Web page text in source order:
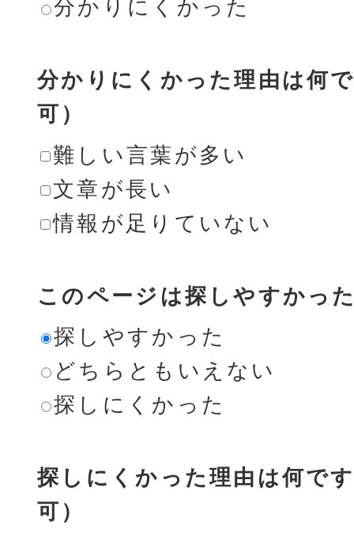
分かりにくかった
分かりにくかった理由は何
可）
難しい言葉が多い
文章が長い
情報が足りていない
このページは探しやすかっ
探しやすかった
どちらともいえない
探しにくかった
探しにくかった理由は何で
可）